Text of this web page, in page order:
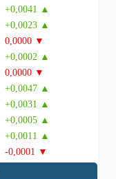
+0,0041 ▲
+0,0023 ▲
0,0000 ▼
+0,0002 ▲
0,0000 ▼
+0,0047 ▲
+0,0031 ▲
+0,0005 ▲
+0,0011 ▲
-0,0001 ▼